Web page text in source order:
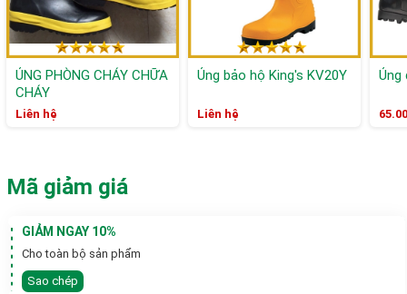
ỦNG PHÒNG CHÁY CHỮA
CHÁY
Liên hệ
Ủng bảo hộ King's KV20Y
Liên hệ
Ủng
Mã giảm giá
GIẢM NGAY 10%
Cho toàn bộ sản phẩm
Sao chép